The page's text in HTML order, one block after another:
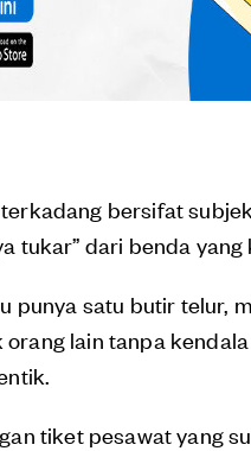
bersifat
tukar” dari benda
punya satu butir telur,
lain tanpa
tiket pesawat yang